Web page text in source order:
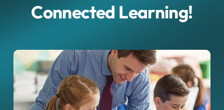
Connected Learning!